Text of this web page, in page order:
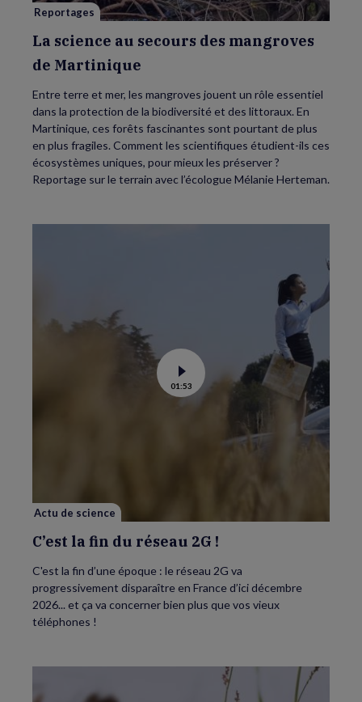
Reportages
La science au secours des mangroves
de Martinique
Entre terre et mer, les mangroves jouent un rôle essentiel
dans la protection de la biodiversité et des littoraux. En
Martinique, ces forêts fascinantes sont pourtant de plus
en plus fragiles. Comment les scientifiques étudient-ils ces
écosystèmes uniques, pour mieux les préserver ?
Reportage sur le terrain avec l’écologue Mélanie Herteman.
Voir
la
vidéo
01:53
Actu de science
C’est la fin du réseau 2G !
C'est la fin d’une époque : le réseau 2G va
progressivement disparaître en France d’ici décembre
2026... et ça va concerner bien plus que vos vieux
téléphones !